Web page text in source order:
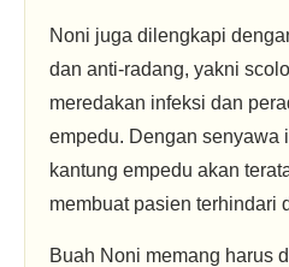
Noni juga dilengkapi
dan anti-radang, yakni
meredakan infeksi dan
empedu. Dengan senyawa
kantung empedu akan
membuat pasien terhindari
Buah Noni memang harus